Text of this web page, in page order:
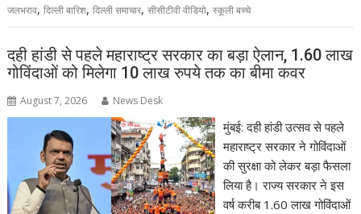
जलभराव,दिल्ली बारिश,दिल्ली समाचार,सीसीटीवी वीडियो,स्कूली बच्चे
दही हांडी से पहले महाराष्ट्र सरकार का बड़ा ऐलान, 1.60 लाख
गोविंदाओं को मिलेगा 10 लाख रुपये तक का बीमा कवर
August 7, 2026 News Desk
मुंबई: दही हांडी उत्सव से पहले
महाराष्ट्र सरकार ने गोविंदाओं
की सुरक्षा को लेकर बड़ा फैसला
लिया है। राज्य सरकार ने इस
वर्ष करीब 1.60 लाख गोविंदाओं